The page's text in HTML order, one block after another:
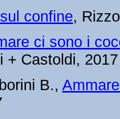
confine,
ci sono i
+ Castoldi, 2017
B.,